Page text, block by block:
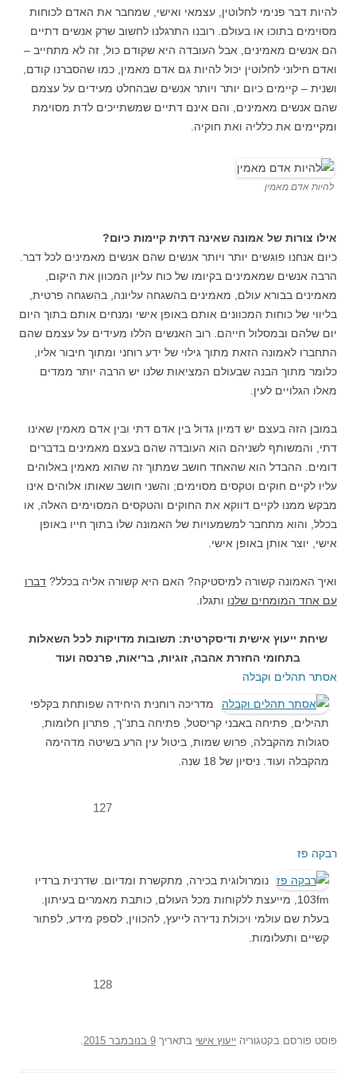
להיות דבר פנימי לחלוטין, עצמאי ואישי, שמחבר את האדם לכוחות
מסוימים בתוכו או בעולם. רובנו התרגלנו לחשוב שרק אנשים דתיים
הם אנשים מאמינים, אבל העובדה היא שקודם כול, זה לא מתחייב –
ואדם חילוני לחלוטין יכול להיות גם אדם מאמין, כמו שהסברנו קודם,
ושנית – קיימים כיום יותר ויותר אנשים שבהחלט מעידים על עצמם
שהם אנשים מאמינים, והם אינם דתיים שמשתייכים לדת מסוימת
ומקיימים את כלליה ואת חוקיה.
להיות אדם מאמין
אילו צורות של אמונה שאינה דתית קיימות כיום?
כיום אנחנו פוגשים יותר ויותר אנשים שהם אנשים מאמינים לכל דבר.
הרבה אנשים שמאמינים בקיומו של כוח עליון המכוון את היקום,
מאמינים בבורא עולם, מאמינים בהשגחה עליונה, בהשגחה פרטית,
בליווי של כוחות המכוונים אותם באופן אישי ומנחים אותם בתוך היום
יום שלהם ובמסלול חייהם. רוב האנשים הללו מעידים על עצמם שהם
התחברו לאמונה הזאת מתוך גילוי של ידע רוחני ומתוך חיבור אליו,
כלומר מתוך הבנה שבעולם המציאות שלנו יש הרבה יותר ממדים
מאלו הגלויים לעין.
במובן הזה בעצם יש דמיון גדול בין אדם דתי ובין אדם מאמין שאינו
דתי, והמשותף לשניהם הוא העובדה שהם בעצם מאמינים בדברים
דומים. ההבדל הוא שהאחד חושב שמתוך זה שהוא מאמין באלוהים
עליו לקיים חוקים וטקסים מסוימים; והשני חושב שאותו אלוהים אינו
מבקש ממנו לקיים דווקא את החוקים והטקסים המסוימים האלה, או
בכלל, והוא מתחבר למשמעויות של האמונה שלו בתוך חייו באופן
אישי, יוצר אותן באופן אישי.
ואיך האמונה קשורה למיסטיקה? האם היא קשורה אליה בכלל? דברו
עם אחד המומחים שלנו ותגלו.
שיחת ייעוץ אישית ודיסקרטית: תשובות מדויקות לכל השאלות
בתחומי החזרת אהבה, זוגיות, בריאות, פרנסה ועוד
אסתר תהלים וקבלה
מדריכה רוחנית היחידה שפותחת בקלפי
תהילים, פתיחה באבני קריסטל, פתיחה בתנ''ך, פתרון חלומות,
סגולות מהקבלה, פרוש שמות, ביטול עין הרע בשיטה מדהימה
מהקבלה ועוד. ניסיון של 18 שנה.
127
רבקה פז
נומרולוגית בכירה, מתקשרת ומדיום. שדרנית ברדיו
103fm, מייעצת ללקוחות מכל העולם, כותבת מאמרים בעיתון.
בעלת שם עולמי ויכולת נדירה לייעץ, להכווין, לספק מידע, לפתור
קשיים ותעלומות.
128
פוסט פורסם בקטגוריה ייעוץ אישי בתאריך 9 בנובמבר 2015